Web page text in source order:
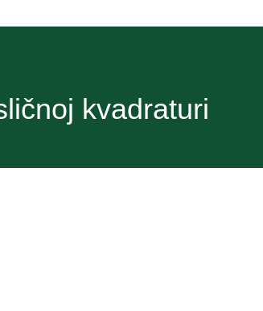
kvadraturi